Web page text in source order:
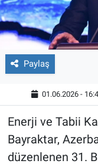
Paylaş
01.06.2026 -
Enerji ve Tabii
Bayraktar,
düzenlenen 31.